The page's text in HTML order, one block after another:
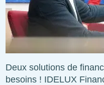
Deux solutions de
besoins ! IDELUX